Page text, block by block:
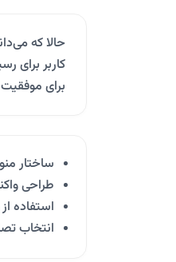
برای
ساختار
طراحی
استفاده
انتخاب